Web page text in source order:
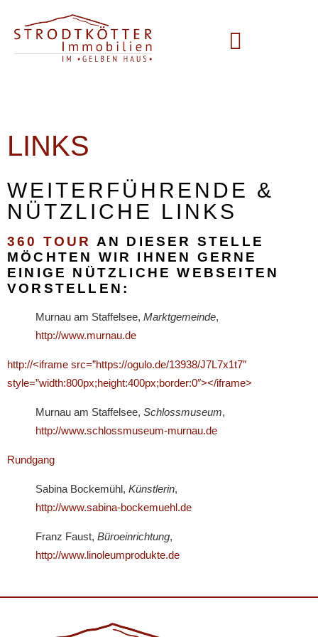
LINKS
WEITERFÜHRENDE &
NÜTZLICHE LINKS
360 TOUR AN DIESER STELLE
MÖCHTEN WIR IHNEN GERNE
EINIGE NÜTZLICHE WEBSEITEN
VORSTELLEN:
Murnau am Staffelsee, Marktgemeinde,
http://www.murnau.de
http://<iframe src=”https://ogulo.de/13938/J7L7x1t7″
style=”width:800px;height:400px;border:0″></iframe>
Murnau am Staffelsee, Schlossmuseum,
http://www.schlossmuseum-murnau.de
Rundgang
Sabina Bockemühl, Künstlerin,
http://www.sabina-bockemuehl.de
Franz Faust, Büroeinrichtung,
http://www.linoleumprodukte.de